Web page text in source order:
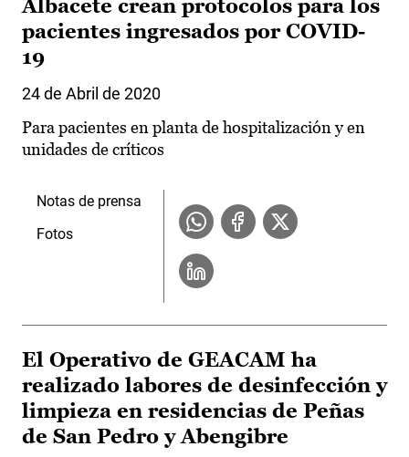
Albacete crean protocolos para los
pacientes ingresados por COVID-
19
24 de Abril de 2020
Para pacientes en planta de hospitalización y en
unidades de críticos
Notas de prensa
Fotos
El Operativo de GEACAM ha
realizado labores de desinfección y
limpieza en residencias de Peñas
de San Pedro y Abengibre